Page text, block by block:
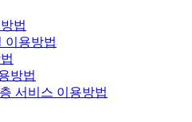
법
이용방법
방법
서비스 이용방법